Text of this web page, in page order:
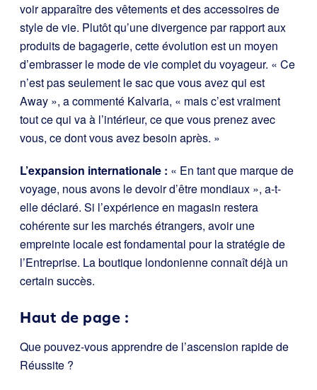
voir apparaître des vêtements et des accessoires de
style de vie. Plutôt qu’une divergence par rapport aux
produits de bagagerie, cette évolution est un moyen
d’embrasser le mode de vie complet du voyageur. « Ce
n’est pas seulement le sac que vous avez qui est
Away », a commenté Kalvaria, « mais c’est vraiment
tout ce qui va à l’intérieur, ce que vous prenez avec
vous, ce dont vous avez besoin après. »
L’expansion internationale : « En tant que marque de
voyage, nous avons le devoir d’être mondiaux », a-t-
elle déclaré. Si l’expérience en magasin restera
cohérente sur les marchés étrangers, avoir une
empreinte locale est fondamental pour la stratégie de
l’Entreprise. La boutique londonienne connaît déjà un
certain succès.
Haut de page :
Que pouvez-vous apprendre de l’ascension rapide de
Réussite ?